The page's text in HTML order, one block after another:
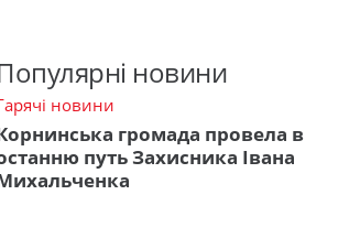
новини
новини
громада провела в
путь Захисника Івана